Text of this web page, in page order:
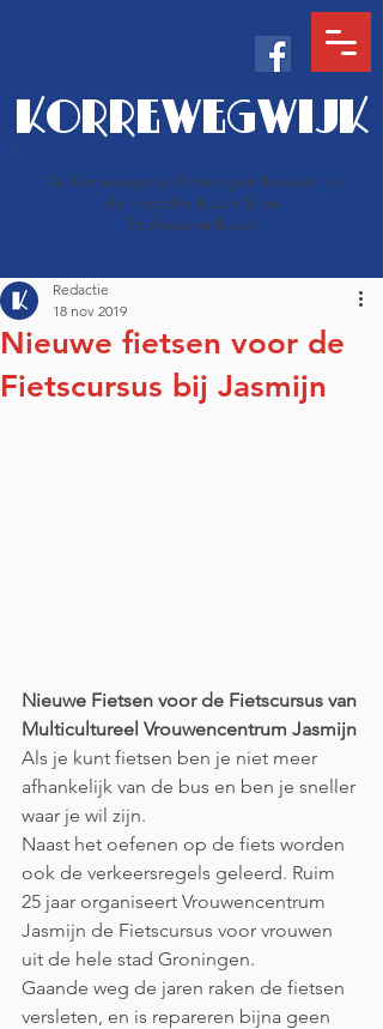
KORREWEGWIJK
De Korrewegwijk Groningen bestaat uit
de Indische buurt & de
Professorenbuurt
Nieuwe fietsen voor de
Fietscursus bij Jasmijn
Redactie
18 nov 2019
Nieuwe Fietsen voor de Fietscursus van
Multicultureel Vrouwencentrum Jasmijn
Als je kunt fietsen ben je niet meer
afhankelijk van de bus en ben je sneller
waar je wil zijn.
Naast het oefenen op de fiets worden
ook de verkeersregels geleerd. Ruim
25 jaar organiseert Vrouwencentrum
Jasmijn de Fietscursus voor vrouwen
uit de hele stad Groningen.
Gaande weg de jaren raken de fietsen
versleten, en is repareren bijna geen